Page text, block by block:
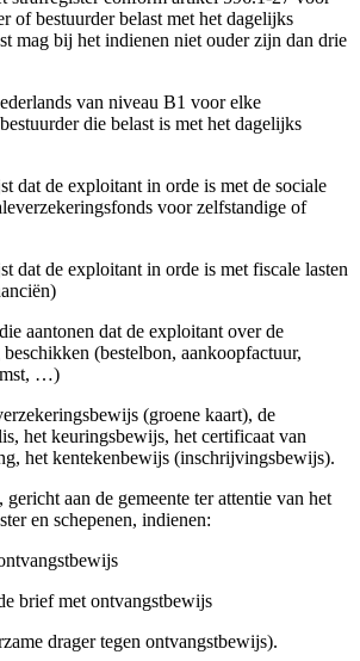
of bestuurder belast met het dagelijks
mag bij het indienen niet ouder zijn dan drie
van niveau B1 voor elke
die belast is met het dagelijks
dat de exploitant in orde is met de sociale
voor zelfstandige of
dat de exploitant in orde is met fiscale lasten
aantonen dat de exploitant over de
(bestelbon, aankoopfactuur,
…)
(groene kaart), de
het keuringsbewijs, het certificaat van
het kentekenbewijs (inschrijvingsbewijs).
aan de gemeente ter attentie van het
en schepenen, indienen:
brief met ontvangstbewijs
drager tegen ontvangstbewijs).